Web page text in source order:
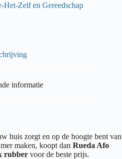
Het-Zelf en Gereedschap
informatie
huis zorgt en op de hoogte bent van
maken, koopt dan Rueda Afo
rubber voor de beste prijs.